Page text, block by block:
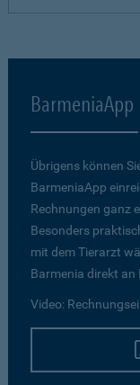
BarmeniaApp
Übrigens können
BarmeniaApp
Rechnungen ganz
Besonders
mit dem Tierarzt
Barmenia direkt an
Video: